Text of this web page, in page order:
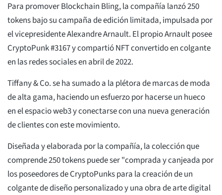
Para promover Blockchain Bling, la compañía lanzó 250
tokens bajo su campaña de edición limitada, impulsada por
el vicepresidente Alexandre Arnault. El propio Arnault posee
CryptoPunk #3167 y compartió NFT convertido en colgante
en las redes sociales en abril de 2022.
Tiffany & Co. se ha sumado a la plétora de marcas de moda
de alta gama, haciendo un esfuerzo por hacerse un hueco
en el espacio web3 y conectarse con una nueva generación
de clientes con este movimiento.
Diseñada y elaborada por la compañía, la colección que
comprende 250 tokens puede ser "comprada y canjeada por
los poseedores de CryptoPunks para la creación de un
colgante de diseño personalizado y una obra de arte digital